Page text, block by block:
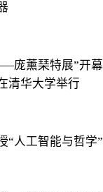
庞薰琹特展”开
清华大学举行
“人工智能与哲学”